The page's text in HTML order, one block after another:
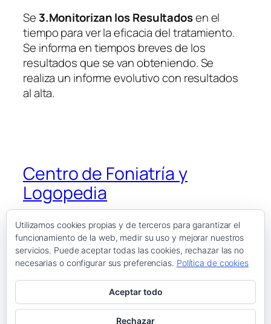
Se 3.Monitorizan los Resultadosen el
tiempo para ver la eficacia del tratamiento.
Se informa en tiempos breves de los
resultados que se van obteniendo. Se
realiza un informe evolutivo con resultados
al alta.
Centro de Foniatría y
Logopedia
Blog
Acerca de
Eventos
Tienda
Patrones
Utilizamos cookies propias y de terceros para garantizar el
funcionamiento de la web, medir su uso y mejorar nuestros
servicios. Puede aceptar todas las cookies, rechazar las no
necesarias o configurar sus preferencias. Política de cookies
Aceptar todo
Rechazar